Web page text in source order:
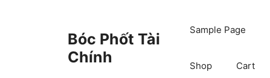
Bóc Phốt Tài
Chính
Sample Page
Shop Cart